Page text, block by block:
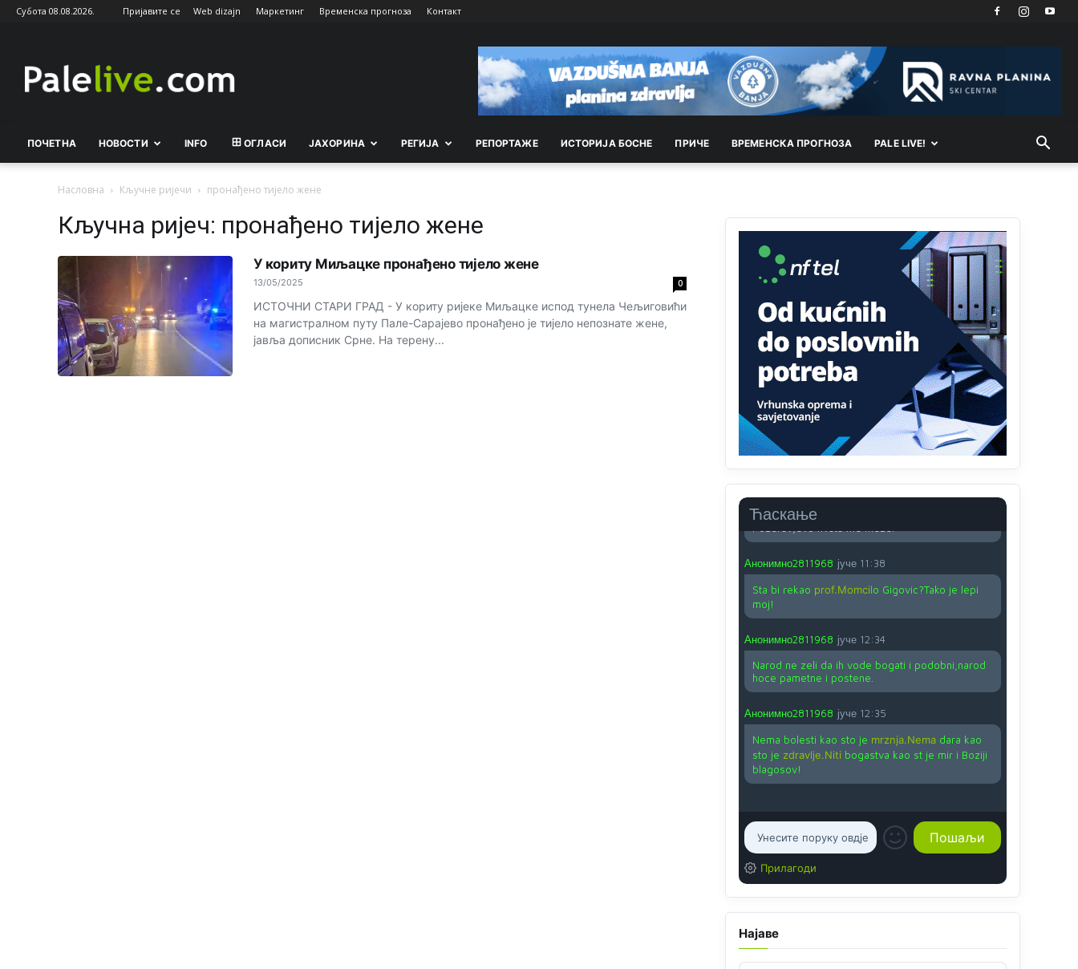
Субота 08.08.2026. Пријавите се Web dizajn Маркетинг Временска прогноза Контакт
ПОЧЕТНА НОВОСТИ INFO ОГЛАСИ ЈАХОРИНА РEГИЈА РEПОРТАЖE ИСТОРИЈА БОСНЕ ПРИЧЕ ВРEМEНСКА ПРОГНОЗА PALE LIVE!
Насловна Кључне ријечи пронађено тијело жене
Кључна ријеч: пронађено тијело жене
У кориту Mиљацке пронађено тијело жене
13/05/2025 0
ИСТОЧНИ СТАРИ ГРАД - У кориту ријеке Миљацке испод тунела Чељиговићи
на магистралном путу Пале-Сарајево пронађено је тијело непознате жене,
јавља дописник Срне. На терену...
Ћаскање
Kuniocu ide q u guz...
Анонимно2808843 8/6/2026
Анонимно2810587 јуче 11:11
vjeka,neko rece za Radovana i Ratka kaki su oni
srbi...i poce dalje da besjedi znam ja dobro sta je
bilo u Ag-ci...
Анонимно2810587
Proguglajte
Анонимно2810587 јуче 11:21
O kako su cudni lvi ljudi,uzeli bi sve da mogu...a
ja srce svima fajem,radujem se tudjoj sreci.I ko
ima i ko nema na iso ce mjesto leci!
Анонимно2810587
11:24
Nije u svijetu problem,nahraniti siromasnd,kako
nahraniti bogate!?
Анонимно2810587
Анонимно2811968 јуче 11:38
Sta bi rekao prof.Momcilo Gigovic?Tako je lepi
moj!
Анонимно2811968 јуче 12:34
Narod ne zeli da ih vode bogati i podobni,narod
hoce pametne i postene.
Анонимно2811968 јуче 12:35
Nema bolesti kao sto je mrznja.Nemadara kao
sto je zdravlje.Niti bogastva kao st je mir i Boziji
blagosov!
Прилагоди
Најаве